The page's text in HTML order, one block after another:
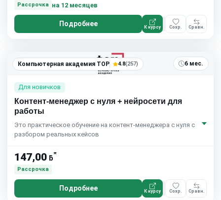
Рассрочка на 12 месяцев
Подробнее К курсу Сохр. Сравн.
Компьютерная академия TOP 4.8(257) 6 мес.
Для новичков
Контент-менеджер с нуля + нейросети для
работы
Это практическое обучение на контент-менеджера с нуля с
разбором реальных кейсов
147,00 ƃ*
Рассрочка
Подробнее К курсу Сохр. Сравн.